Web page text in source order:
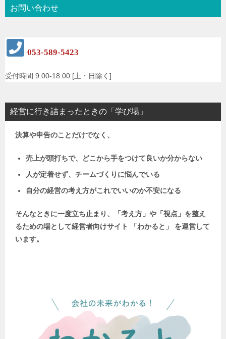
お問い合わせ
053-589-5423
受付時間 9:00-18:00 [土・日除く]
経営に行き詰まったときの「学び場」
決算や申告のことだけでなく、
売上が頭打ちで、どこから手をつけて良いか分からない
人が定着せず、チームづくりに悩んでいる
自分の経営の考え方がこれでいいのか不安になる
そんなときに一度立ち止まり、「考え方」や「視点」を整え
るための場として経営者向けサイト 「わかると」 を運営して
います。